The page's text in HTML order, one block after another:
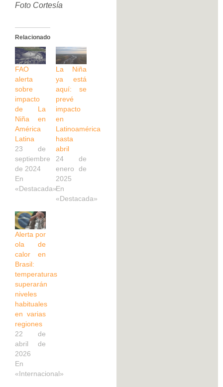
Foto Cortesía
Relacionado
FAO
alerta
sobre
impacto
de La
Niña en
América
Latina
23 de
septiembre
de 2024
En
«Destacada»
La Niña
ya está
aquí: se
prevé
impacto
en
Latinoamérica
hasta
abril
24 de
enero de
2025
En
«Destacada»
Alerta por
ola de
calor en
Brasil:
temperaturas
superarán
niveles
habituales
en varias
regiones
22 de
abril de
2026
En
«Internacional»